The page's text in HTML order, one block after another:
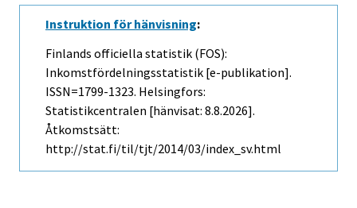
Instruktion för hänvisning:
Finlands officiella statistik (FOS):
Inkomstfördelningsstatistik [e-publikation].
ISSN=1799-1323. Helsingfors:
Statistikcentralen [hänvisat: 8.8.2026].
Åtkomstsätt:
http://stat.fi/til/tjt/2014/03/index_sv.html